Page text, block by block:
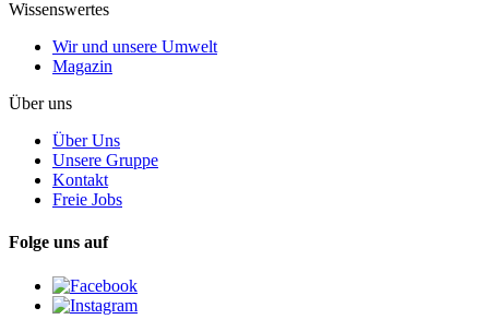
Wissenswertes
Wir und unsere Umwelt
Magazin
Über uns
Über Uns
Unsere Gruppe
Kontakt
Freie Jobs
Folge uns auf